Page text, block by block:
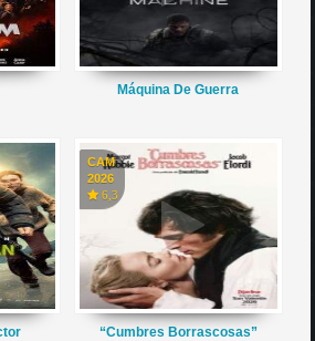
Máquina De Guerra
CAM
2026
6,3
“Cumbres Borrascosas”